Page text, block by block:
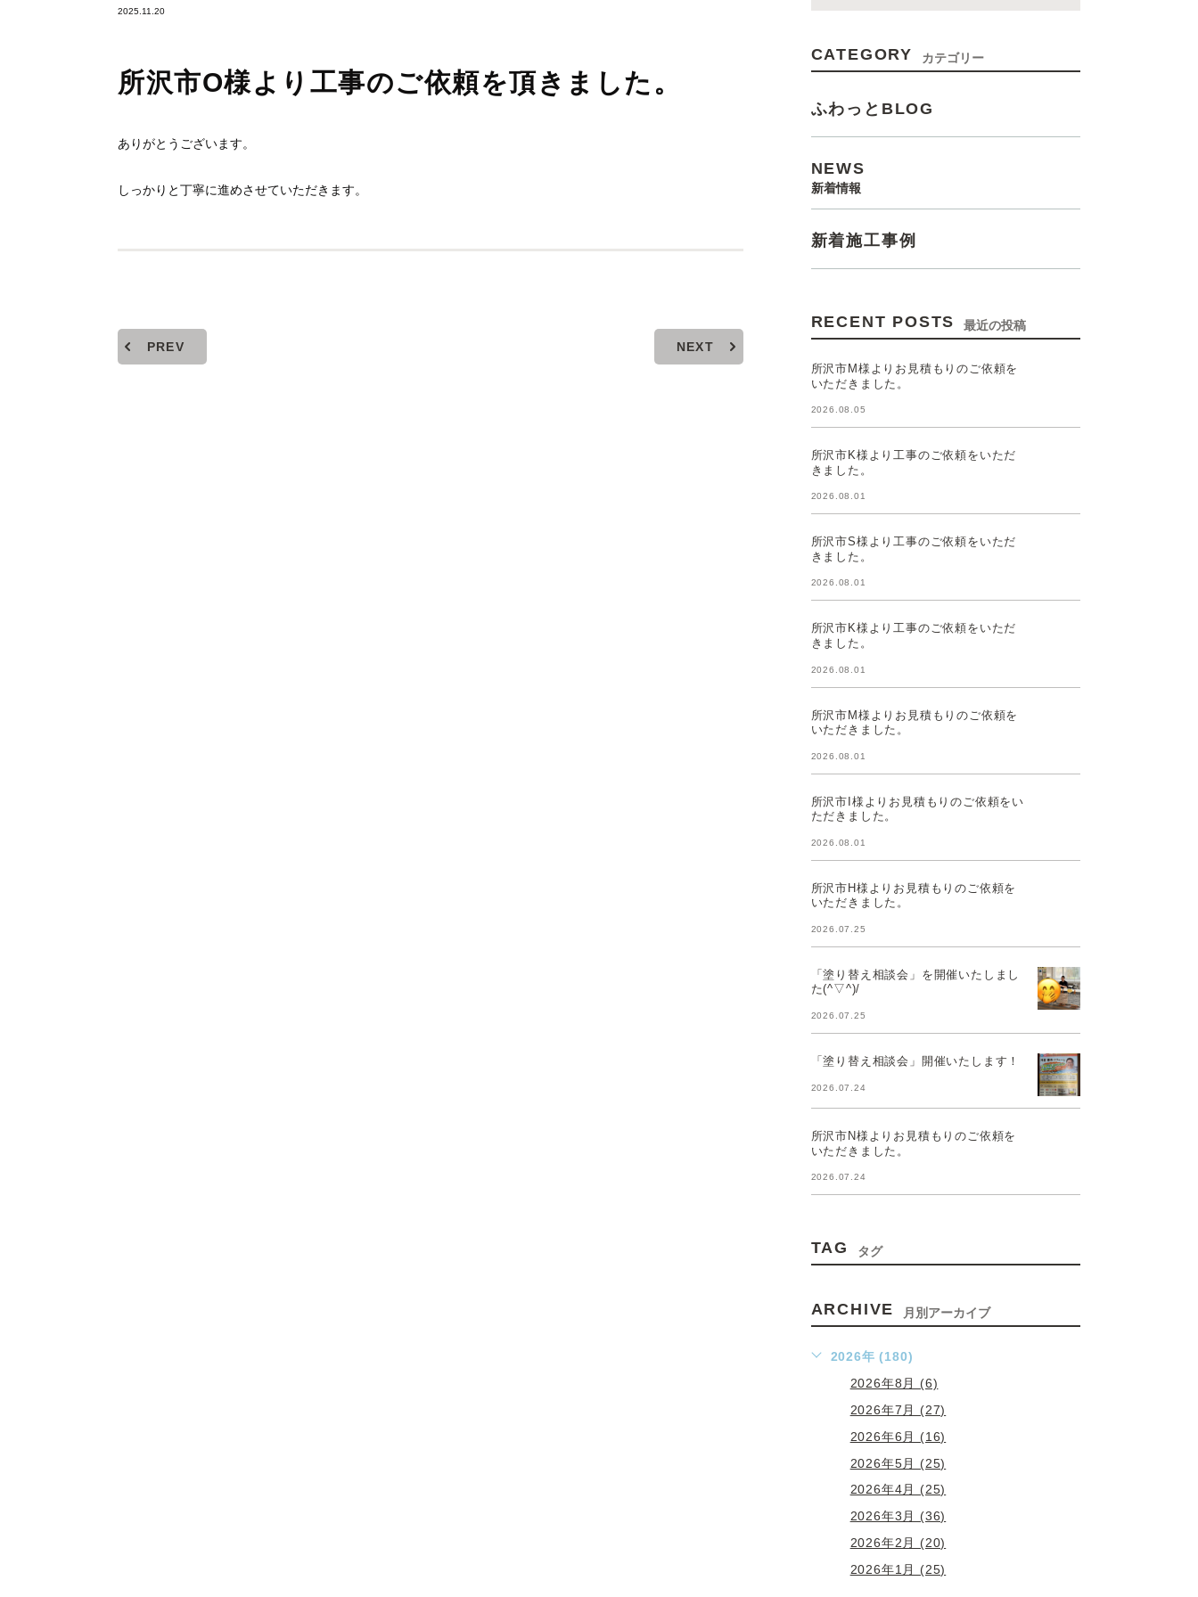
2025.11.20
所沢市O様より工事のご依頼を頂きました。
ありがとうございます。
しっかりと丁寧に進めさせていただきます。
PREV NEXT
CATEGORY カテゴリー
ふわっとBLOG
NEWS
新着情報
新着施工事例
RECENT POSTS 最近の投稿
所沢市M様よりお見積もりのご依頼を
いただきました。
2026.08.05
所沢市K様より工事のご依頼をいただ
きました。
2026.08.01
所沢市S様より工事のご依頼をいただ
きました。
2026.08.01
所沢市K様より工事のご依頼をいただ
きました。
2026.08.01
所沢市M様よりお見積もりのご依頼を
いただきました。
2026.08.01
所沢市I様よりお見積もりのご依頼をい
ただきました。
2026.08.01
所沢市H様よりお見積もりのご依頼を
いただきました。
2026.07.25
「塗り替え相談会」を開催いたしまし
た(^▽^)/
2026.07.25
「塗り替え相談会」開催いたします！
2026.07.24
所沢市N様よりお見積もりのご依頼を
いただきました。
2026.07.24
TAG タグ
ARCHIVE 月別アーカイブ
2026年 (180)
2026年8月 (6)
2026年7月 (27)
2026年6月 (16)
2026年5月 (25)
2026年4月 (25)
2026年3月 (36)
2026年2月 (20)
2026年1月 (25)